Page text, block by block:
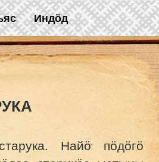
Индӧд
Найӧ пӧдӧгӧ